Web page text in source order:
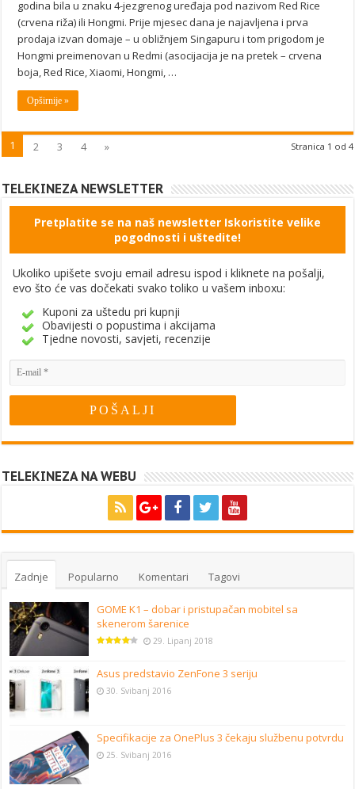
godina bila u znaku 4-jezgrenog uređaja pod nazivom Red Rice
(crvena riža) ili Hongmi. Prije mjesec dana je najavljena i prva
prodaja izvan domaje – u obližnjem Singapuru i tom prigodom je
Hongmi preimenovan u Redmi (asocijacija je na pretek – crvena
boja, Red Rice, Xiaomi, Hongmi, …
Opširnije »
Stranica 1 od 4
1 2 3 4 »
TELEKINEZA NEWSLETTER
Pretplatite se na naš newsletter Iskoristite velike
pogodnosti i uštedite!
Ukoliko upišete svoju email adresu ispod i kliknete na pošalji,
evo što će vas dočekati svako toliko u vašem inboxu:
Kuponi za uštedu pri kupnji
Obavijesti o popustima i akcijama
Tjedne novosti, savjeti, recenzije
TELEKINEZA NA WEBU
Zadnje Popularno Komentari Tagovi
GOME K1 – dobar i pristupačan mobitel sa
skenerom šarenice
29. Lipanj 2018
Asus predstavio ZenFone 3 seriju
30. Svibanj 2016
Specifikacije za OnePlus 3 čekaju službenu potvrdu
25. Svibanj 2016